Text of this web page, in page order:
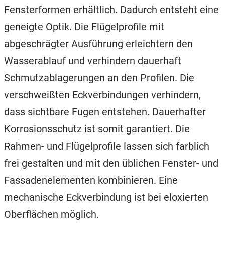
Fensterformen erhältlich. Dadurch entsteht eine
geneigte Optik. Die Flügelprofile mit
abgeschrägter Ausführung erleichtern den
Wasserablauf und verhindern dauerhaft
Schmutzablagerungen an den Profilen. Die
verschweißten Eckverbindungen verhindern,
dass sichtbare Fugen entstehen. Dauerhafter
Korrosionsschutz ist somit garantiert. Die
Rahmen- und Flügelprofile lassen sich farblich
frei gestalten und mit den üblichen Fenster- und
Fassadenelementen kombinieren. Eine
mechanische Eckverbindung ist bei eloxierten
Oberflächen möglich.